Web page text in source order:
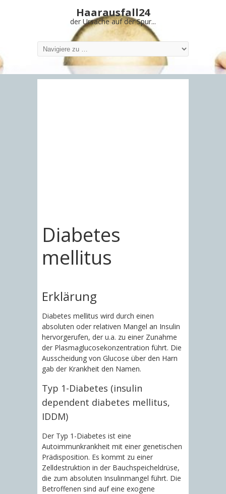
Haarausfall24
der Ursache auf der Spur...
Diabetes
mellitus
Erklärung
Diabetes mellitus wird durch einen
absoluten oder relativen Mangel an Insulin
hervorgerufen, der u.a. zu einer Zunahme
der Plasmaglucosekonzentration führt. Die
Ausscheidung von Glucose über den Harn
gab der Krankheit den Namen.
Typ 1-Diabetes (insulin
dependent diabetes mellitus,
IDDM)
Der Typ 1-Diabetes ist eine
Autoimmunkrankheit mit einer genetischen
Prädisposition. Es kommt zu einer
Zelldestruktion in der Bauchspeicheldrüse,
die zum absoluten Insulinmangel führt. Die
Betroffenen sind auf eine exogene